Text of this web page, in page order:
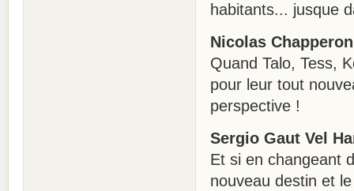
habitants... jusque
Nicolas
Quand Talo, Tess,
pour leur tout
perspective !
Sergio Gaut Vel
Et si en changeant
nouveau destin et